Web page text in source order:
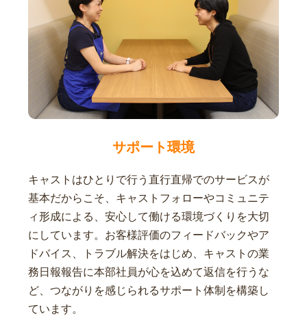
サポート環境
キャストはひとりで行う直行直帰でのサービスが
基本だからこそ、キャストフォローやコミュニテ
ィ形成による、安心して働ける環境づくりを大切
にしています。お客様評価のフィードバックやア
ドバイス、トラブル解決をはじめ、キャストの業
務日報報告に本部社員が心を込めて返信を行うな
ど、つながりを感じられるサポート体制を構築し
ています。